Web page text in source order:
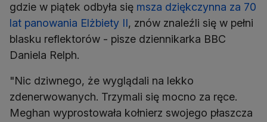
gdzie w piątek odbyła się msza dziękczynna za 70
lat panowania Elżbiety II, znów znaleźli się w pełni
blasku reflektorów - pisze dziennikarka BBC
Daniela Relph.
"Nic dziwnego, że wyglądali na lekko
zdenerwowanych. Trzymali się mocno za ręce.
Meghan wyprostowała kołnierz swojego płaszcza